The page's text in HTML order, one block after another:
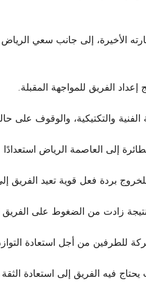
الأخيرة، إلى جانب سعي
الفريق للمواجهة المقبلة.
والتكتيكية، والوقوف على
إلى العاصمة الرياض استعدادًا
بردة فعل قوية تعيد الفريق
للطرفين من أجل استعادة
الفريق إلى استعادة الثقة